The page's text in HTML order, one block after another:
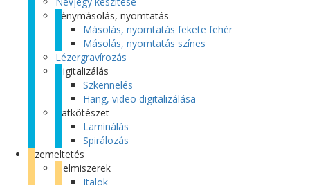
Fénymásolás, nyomtatás
Másolás, nyomtatás fekete fehér
Másolás, nyomtatás színes
Lézergravírozás
Digitalizálás
Szkennelés
Hang, video digitalizálása
Iratkötészet
Laminálás
Spirálozás
Üzemeltetés
Élelmiszerek
Italok